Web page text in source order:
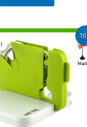
Le
prix
initial
était :
10.500 CFA.
Le
actuel
est :
9.500 CFA.